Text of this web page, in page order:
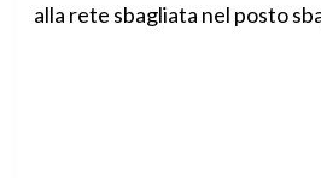
alla rete sbagliata nel posto